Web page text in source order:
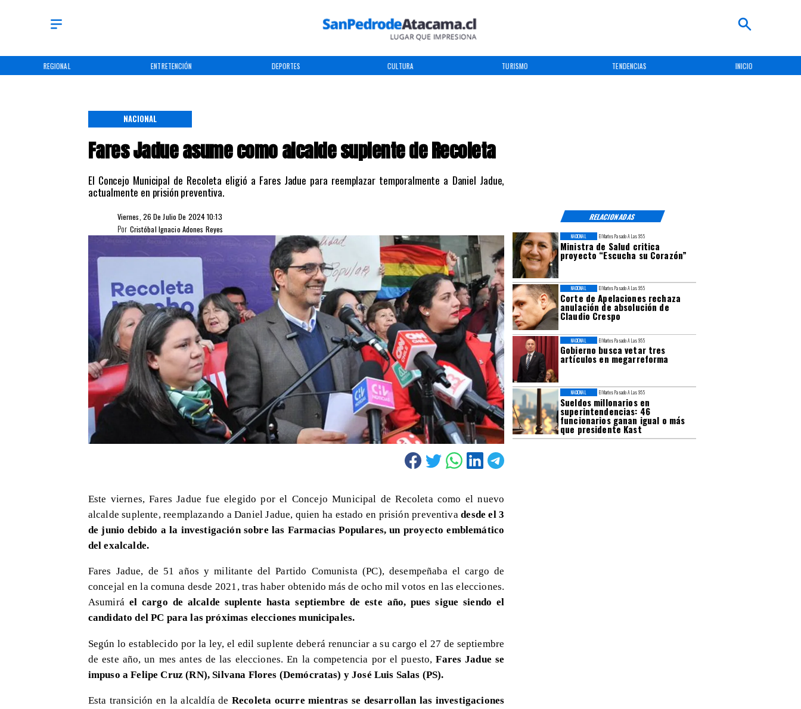
REGIONAL ENTRETENCIÓN DEPORTES CULTURA TURISMO TENDENCIAS INICIO
Fares Jadue asume como alcalde suplente de Recoleta
El Concejo Municipal de Recoleta eligió a Fares Jadue para reemplazar temporalmente a Daniel Jadue,
actualmente en prisión preventiva.
NACIONAL
RELACIONADAS
Viernes, 26 De Julio De 2024 10:13
Cristóbal Ignacio Adones Reyes
Por
El Martes Pasado A Las 9:55
Ministra de Salud critica
proyecto “Escucha su Corazón”
NACIONAL
El Martes Pasado A Las 9:55
Corte de Apelaciones rechaza
anulación de absolución de
Claudio Crespo
NACIONAL
El Martes Pasado A Las 9:55
Gobierno busca vetar tres
artículos en megarreforma
NACIONAL
El Martes Pasado A Las 9:55
Sueldos millonarios en
superintendencias: 46
funcionarios ganan igual o más
que presidente Kast
NACIONAL
Este viernes, Fares Jadue fue elegido por el Concejo Municipal de Recoleta como el nuevo
alcalde suplente, reemplazando a Daniel Jadue, quien ha estado en prisión preventivadesde el 3
de junio debido a la investigación sobre las Farmacias Populares, un proyecto emblemático
del exalcalde.
Fares Jadue, de 51 años y militante del Partido Comunista (PC), desempeñaba el cargo de
concejal en la comuna desde 2021, tras haber obtenido más de ocho mil votos en las elecciones.
Asumirá el cargo de alcalde suplente hasta septiembre de este año, pues sigue siendo el
candidato del PC para las próximas elecciones municipales.
Según lo establecido por la ley, el edil suplente deberá renunciar a su cargo el 27 de septiembre
de este año, un mes antes de las elecciones. En la competencia por el puesto,Fares Jadue se
impuso a Felipe Cruz (RN), Silvana Flores (Demócratas) y José Luis Salas (PS).
Esta transición en la alcaldía de Recoleta ocurre mientras se desarrollan las investigaciones